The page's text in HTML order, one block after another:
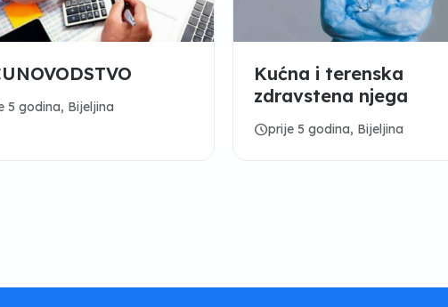
5 godina, Bijeljina
Kućna i terenska
zdravstena njega
scheduleprije 5 godina, Bijeljina